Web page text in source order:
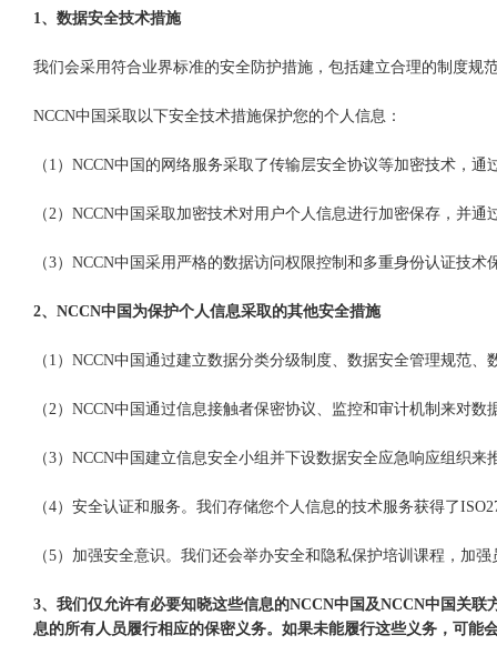
1、数据安全技术措施
我们会采用符合业界标准的安全防护措施，包括建立合理的制度
NCCN中国采取以下安全技术措施保护您的个人信息：
（1）NCCN中国的网络服务采取了传输层安全协议等加密技术，
（2）NCCN中国采取加密技术对用户个人信息进行加密保存，并
（3）NCCN中国采用严格的数据访问权限控制和多重身份认证技
2、NCCN中国为保护个人信息采取的其他安全措施
（1）NCCN中国通过建立数据分类分级制度、数据安全管理规范
（2）NCCN中国通过信息接触者保密协议、监控和审计机制来对数
（3）NCCN中国建立信息安全小组并下设数据安全应急响应组织
（4）安全认证和服务。我们存储您个人信息的技术服务获得了
（5）加强安全意识。我们还会举办安全和隐私保护培训课程，加
3、我们仅允许有必要知晓这些信息的NCCN中国及NCCN中国关
息的所有人员履行相应的保密义务。如果未能履行这些义务，可能